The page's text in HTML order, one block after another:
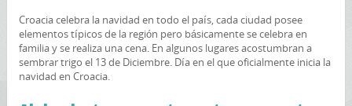
Croacia celebra la navidad en todo el país, cada ciudad posee
elementos típicos de la región pero básicamente se celebra en
familia y se realiza una cena. En algunos lugares acostumbran a
sembrar trigo el 13 de Diciembre. Día en el que oficialmente inicia la
navidad en Croacia.